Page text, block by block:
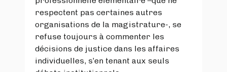
respectent pas certaines autres
organisations de la magistrature-, se
refuse toujours à commenter les
décisions de justice dans les affaires
individuelles, s’en tenant aux seuls